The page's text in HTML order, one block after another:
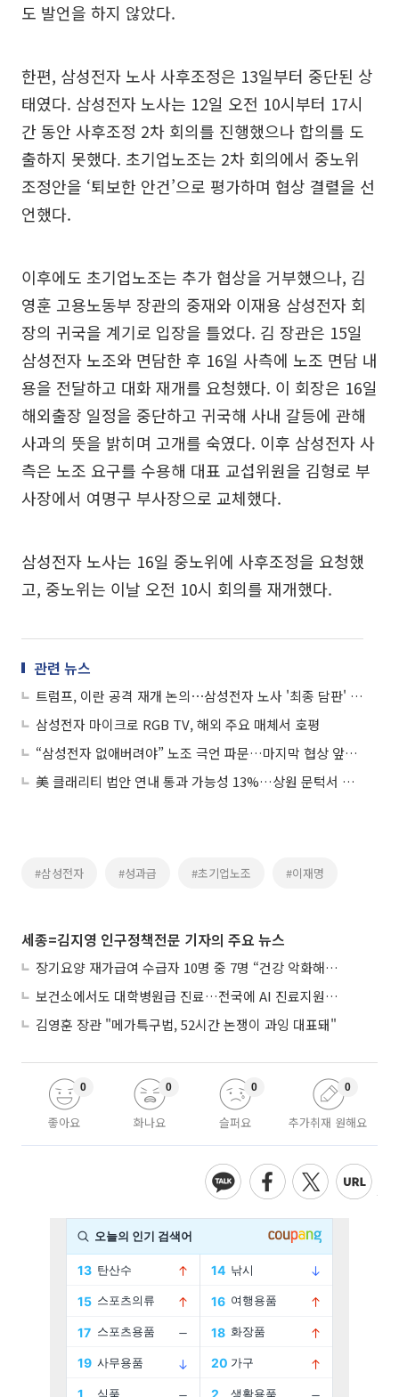
도 발언을 하지 않았다.
한편, 삼성전자 노사 사후조정은 13일부터 중단된 상
태였다. 삼성전자 노사는 12일 오전 10시부터 17시
간 동안 사후조정 2차 회의를 진행했으나 합의를 도
출하지 못했다. 초기업노조는 2차 회의에서 중노위
조정안을 ‘퇴보한 안건’으로 평가하며 협상 결렬을 선
언했다.
이후에도 초기업노조는 추가 협상을 거부했으나, 김
영훈 고용노동부 장관의 중재와 이재용 삼성전자 회
장의 귀국을 계기로 입장을 틀었다. 김 장관은 15일
삼성전자 노조와 면담한 후 16일 사측에 노조 면담 내
용을 전달하고 대화 재개를 요청했다. 이 회장은 16일
해외출장 일정을 중단하고 귀국해 사내 갈등에 관해
사과의 뜻을 밝히며 고개를 숙였다. 이후 삼성전자 사
측은 노조 요구를 수용해 대표 교섭위원을 김형로 부
사장에서 여명구 부사장으로 교체했다.
삼성전자 노사는 16일 중노위에 사후조정을 요청했
고, 중노위는 이날 오전 10시 회의를 재개했다.
관련 뉴스
트럼프, 이란 공격 재개 논의⋯삼성전자 노사 '최종 담판' 돌입 外
삼성전자 마이크로 RGB TV, 해외 주요 매체서 호평
“삼성전자 없애버려야” 노조 극언 파문…마지막 협상 앞두고 긴장 고조
美 클래리티 법안 연내 통과 가능성 13%…상원 문턱서 제동
#삼성전자 #성과급 #초기업노조 #이재명
세종=김지영 인구정책전문 기자의 주요 뉴스
장기요양 재가급여 수급자 10명 중 7명 “건강 악화해도 집에서”
보건소에서도 대학병원급 진료…전국에 AI 진료지원도구 보급
김영훈 장관 "메가특구법, 52시간 논쟁이 과잉 대표돼"
좋아요
0
화나요
0
슬퍼요
0
추가취재 원해요
0